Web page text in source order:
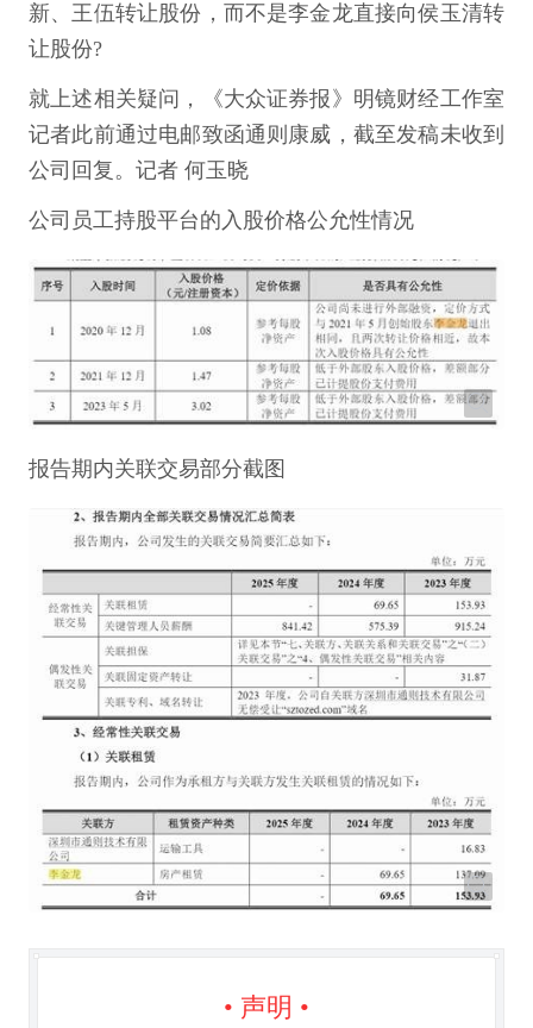
新、王伍转让股份，而不是李金龙直接向侯玉清转
让股份?
就上述相关疑问，《大众证券报》明镜财经工作室
记者此前通过电邮致函通则康威，截至发稿未收到
公司回复。记者 何玉晓
公司员工持股平台的入股价格公允性情况
报告期内关联交易部分截图
• 声明 •